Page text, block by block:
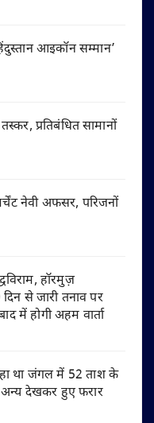
आइकॉन सम्मान’
प्रतिबंधित सामानों
नेवी अफसर, परिजनों
हॉरमुज़
से जारी तनाव पर
में होगी अहम वार्ता
था जंगल में 52 ताश के
देखकर हुए फरार